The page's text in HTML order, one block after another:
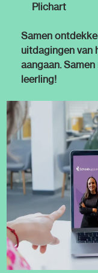
Plichart
Samen
uitdagingen van
aangaan.
leerling!